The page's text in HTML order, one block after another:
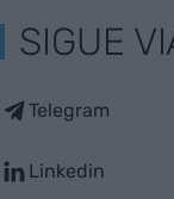
SIGUE
Telegram
Linkedin